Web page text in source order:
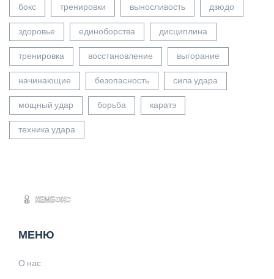
бокс
тренировки выносливость
дзюдо
здоровье
единоборства
дисциплина
тренировка
восстановление
выгорание
начинающие
безопасность
сила удара
мощный удар
борьба
каратэ
техника удара
МЕНЮ
О нас